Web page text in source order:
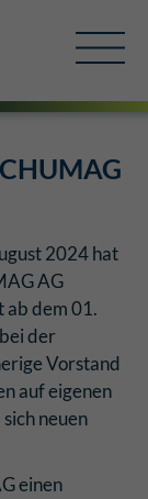
2024 hat
AG
ab dem 01.
der
Vorstand
auf eigenen
neuen
einen